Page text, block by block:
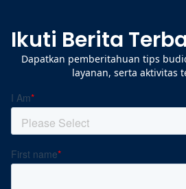
Ikuti Berita
Dapatkan pemberitahuan tips
layanan, serta aktivitas